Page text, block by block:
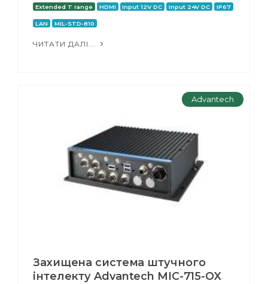
Extended T range HDMI Input 12V DC Input 24V DC IP67
LAN MIL-STD-810
ЧИТАТИ ДАЛІ...
Advantech
Захищена система штучного
інтелекту Advantech MIC-715-OX